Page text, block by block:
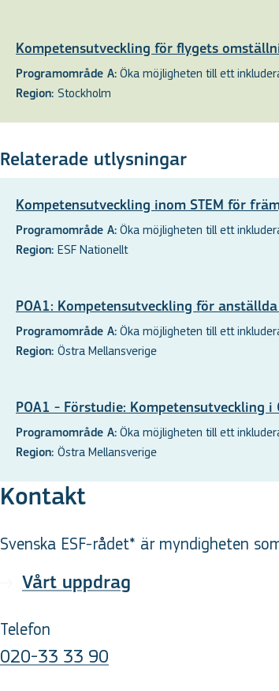
Kompetensutveckling för flygets
Programområde A: Öka möjligheten till ett
Region: Stockholm
Relaterade utlysningar
Kompetensutveckling inom STEM för
Programområde A: Öka möjligheten till ett
Region: ESF Nationellt
POA1: Kompetensutveckling för
Programområde A: Öka möjligheten till ett
Region: Östra Mellansverige
POA1 - Förstudie: Kompetensutveckling i
Programområde A: Öka möjligheten till ett
Region: Östra Mellansverige
Kontakt
Svenska ESF-rådet* är myndigheten
Vårt uppdrag
Telefon
020-33 33 90